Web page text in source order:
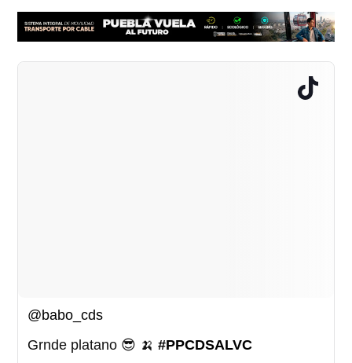
@babo_cds
Grnde platano 😎 🍌#PPCDSALVC